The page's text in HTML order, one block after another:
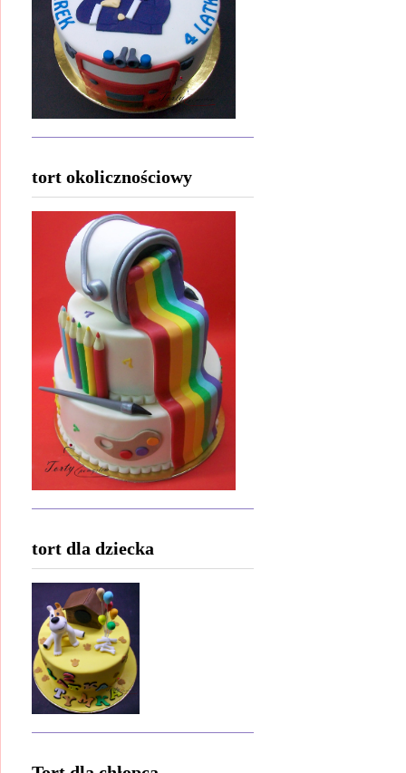
tort okolicznościowy
tort dla dziecka